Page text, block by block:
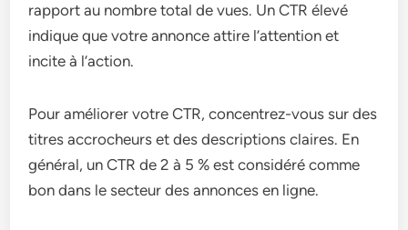
rapport au nombre total de vues. Un CTR élevé
indique que votre annonce attire l’attention et
incite à l’action.
Pour améliorer votre CTR, concentrez-vous sur des
titres accrocheurs et des descriptions claires. En
général, un CTR de 2 à 5 % est considéré comme
bon dans le secteur des annonces en ligne.